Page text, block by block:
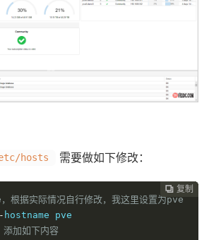
hosts 需要做如下修改：
 复制
 复制
 复制
 复制
 复制
 复制
 复制
 复制
根据实际情况自行修改，我这里设置为pve
-
加如下内容